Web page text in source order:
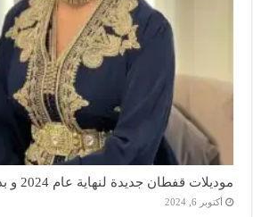
موديلات قفطان جديدة لنهاية عام 2024 و بداية 2025
أكتوبر 6, 2024